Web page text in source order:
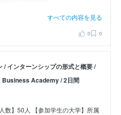
すべての内容を見る
0 0
/ インターンシップの形式と概要 /
Business Academy / 2日間
数】50人 【参加学生の大学】所属